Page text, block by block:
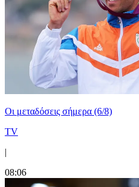
Οι μεταδόσεις σήμερα (6/8)
TV
|
08:06